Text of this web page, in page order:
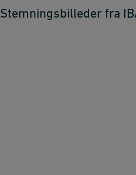
Stemningsbilleder fra